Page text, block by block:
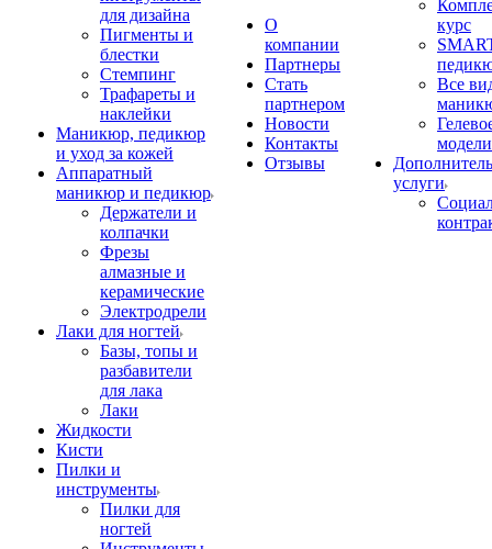
для дизайна
Пигменты и
блестки
Стемпинг
Трафареты и
наклейки
Маникюр, педикюр
и уход за кожей
Аппаратный
маникюр и педикюр
Держатели и
колпачки
Фрезы
алмазные и
керамические
Электродрели
Лаки для ногтей
Базы, топы и
разбавители
для лака
Лаки
Жидкости
Кисти
Пилки и
инструменты
Пилки для
ногтей
О
компании
Партнеры
Стать
партнером
Новости
Контакты
Отзывы
курс
Все
услуги